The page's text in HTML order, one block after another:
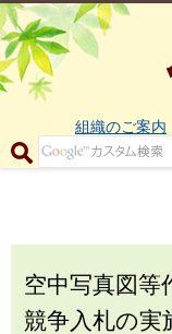
組織のご案内
空中写真図等
競争入札の実